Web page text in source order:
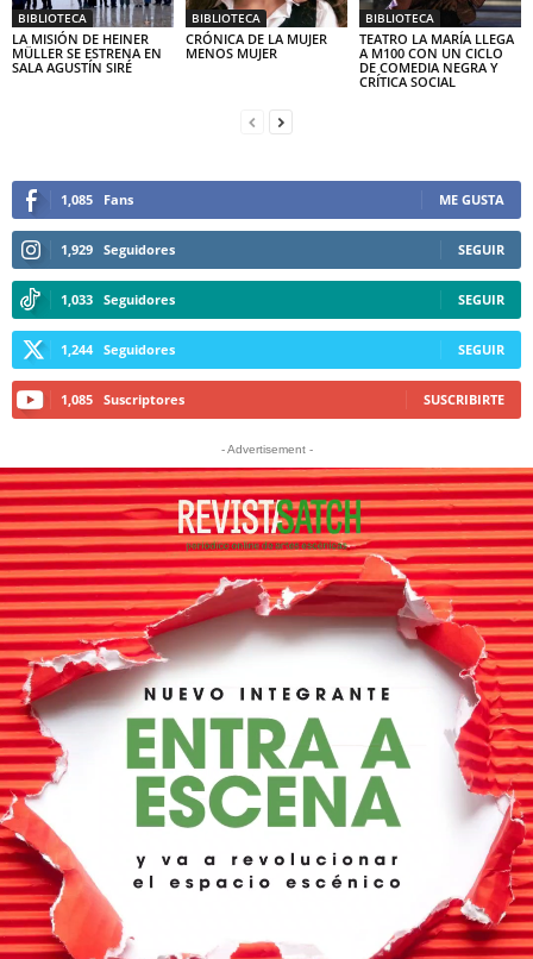
BIBLIOTECA
LA MISIÓN DE HEINER
MÜLLER SE ESTRENA EN
SALA AGUSTÍN SIRÉ
BIBLIOTECA
CRÓNICA DE LA MUJER
MENOS MUJER
BIBLIOTECA
TEATRO LA MARÍA LLEGA
A M100 CON UN CICLO
DE COMEDIA NEGRA Y
CRÍTICA SOCIAL
1,085 Fans ME GUSTA
1,929 Seguidores SEGUIR
1,033 Seguidores SEGUIR
1,244 Seguidores SEGUIR
1,085 Suscriptores SUSCRIBIRTE
- Advertisement -